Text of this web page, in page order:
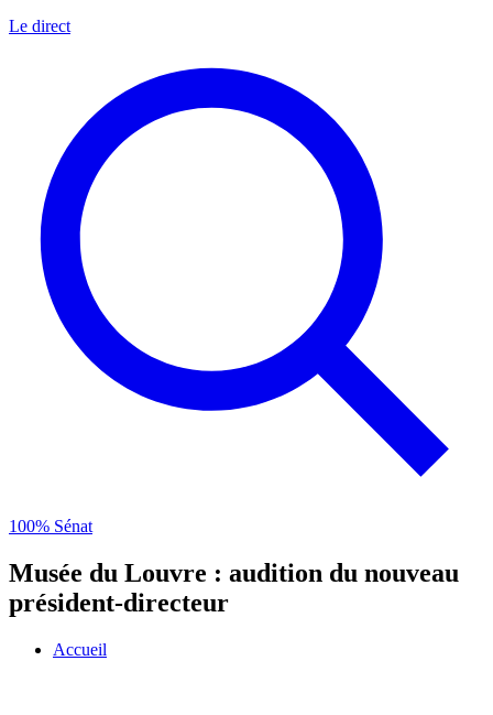
Le direct
100% Sénat
Musée du Louvre : audition du nouveau
président-directeur
Accueil